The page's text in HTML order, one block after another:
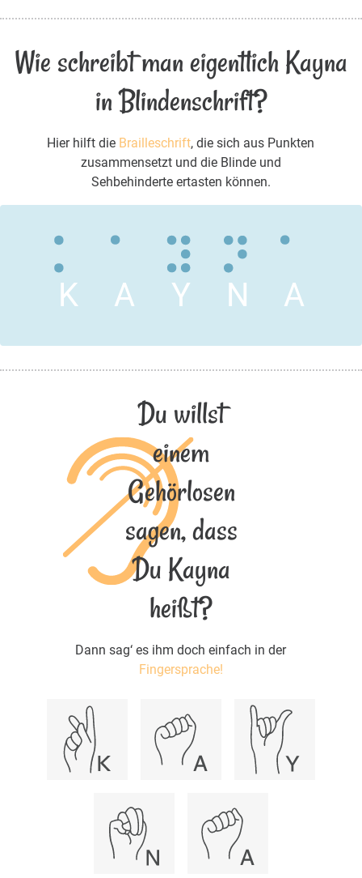
Wie schreibt man eigentlich Kayna
in Blindenschrift?
Hier hilft die Brailleschrift, die sich aus Punkten
zusammensetzt und die Blinde und
Sehbehinderte ertasten können.
K A Y N A
Du willst
einem
Gehörlosen
sagen, dass
Du Kayna
heißt?
Dann sag‘ es ihm doch einfach in der
Fingersprache!